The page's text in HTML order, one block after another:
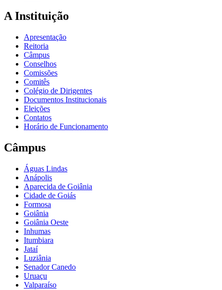
A Instituição
Apresentação
Reitoria
Câmpus
Conselhos
Comissões
Comitês
Colégio de Dirigentes
Documentos Institucionais
Eleições
Contatos
Horário de Funcionamento
Câmpus
Águas Lindas
Anápolis
Aparecida de Goiânia
Cidade de Goiás
Formosa
Goiânia
Goiânia Oeste
Inhumas
Itumbiara
Jataí
Luziânia
Senador Canedo
Uruaçu
Valparaíso